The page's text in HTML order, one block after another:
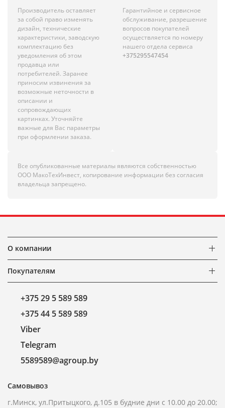
Производитель оставляет
за собой право изменять
дизайн, технические
характеристики, заводскую
комплектацию без
уведомления об этом
продавца или
потребителей. Заранее
приносим извинения за
возможные неточности в
описании и
сопровождающих
картинках. Уточняйте
важные для Вас параметры
при оформлении заказа.
Гарантийное и сервисное
обслуживание, разрешение
вопросов покупателей
осуществляется по номеру
нашего отдела сервиса
+375295547454
Все опубликованные материалы являются собственностью
ООО МакоТехИнвест, копирование информации без согласия
владельца запрещено.
О компании
Покупателям
+375 29 5 589 589
+375 44 5 589 589
Viber
Telegram
5589589@agroup.by
Самовывоз
г.Минск, ул.Притыцкого, д.105 в будние дни с 10.00 до 20.00;